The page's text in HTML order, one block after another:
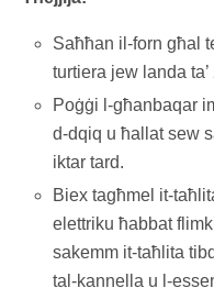
Saħħan il-forn għal
turtiera jew landa
Poġġi l-għanbaqar
d-dqiq u ħallat sew
iktar tard.
Biex tagħmel it-
elettriku ħabbat
sakemm it-taħlita
tal-kannella u l-